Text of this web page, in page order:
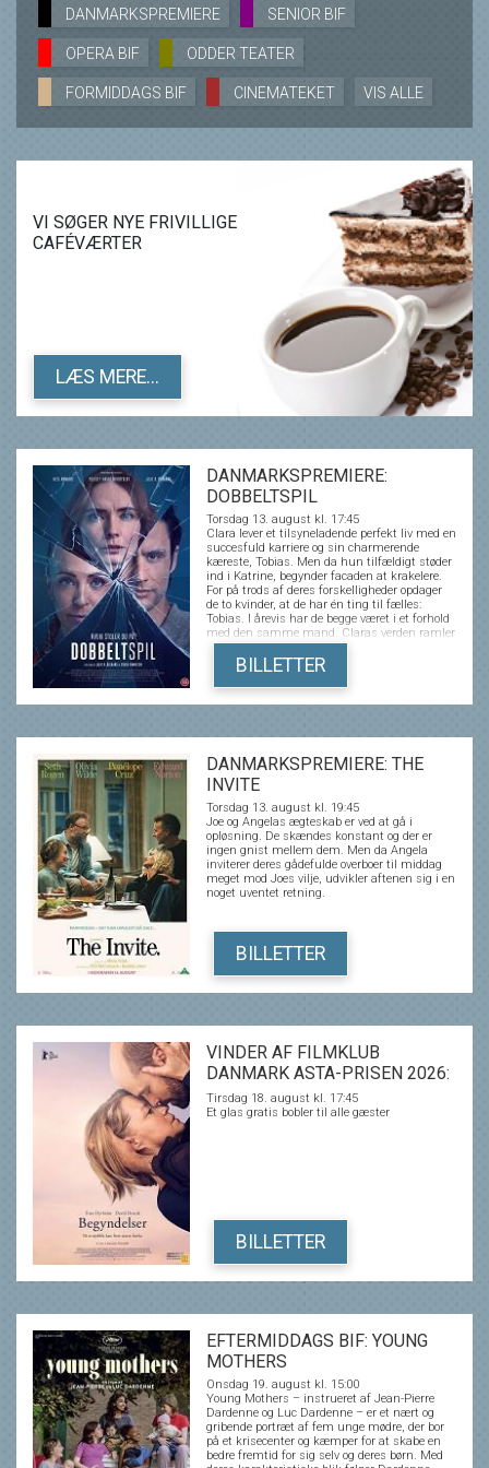
DANMARKSPREMIERE SENIOR BIF
OPERA BIF ODDER TEATER
FORMIDDAGS BIF CINEMATEKET VIS ALLE
VI SØGER NYE FRIVILLIGE
CAFÉVÆRTER
LÆS MERE...
DANMARKSPREMIERE:
DOBBELTSPIL
Torsdag 13. august kl. 17:45
Clara lever et tilsyneladende perfekt liv med en
succesfuld karriere og sin charmerende
kæreste, Tobias. Men da hun tilfældigt støder
ind i Katrine, begynder facaden at krakelere.
For på trods af deres forskelligheder opdager
de to kvinder, at de har én ting til fælles:
Tobias. I årevis har de begge været i et forhold
med den samme mand. Claras verden ramler
og i jagten på sandheden vikles hun ind i et
uigennemskueligt spil, hvor grænserne
mellem sandhed og løgn, begær og bedrag
flyder sammen - og hvor det bliver stadig
sværere at afgøre, hvem der egentlig
elsker, måske aldrig har været den, man
troede...
BILLETTER
DANMARKSPREMIERE: THE
INVITE
Torsdag 13. august kl. 19:45
Joe og Angelas ægteskab er ved at gå i
opløsning. De skændes konstant og der er
ingen gnist mellem dem. Men da Angela
inviterer deres gådefulde overboer til middag
meget mod Joes vilje, udvikler aftenen sig i en
noget uventet retning.
BILLETTER
VINDER AF FILMKLUB
DANMARK ASTA-PRISEN 2026:
BEGYNDELSER
Tirsdag 18. august kl. 17:45
Et glas gratis bobler til alle gæster
BILLETTER
EFTERMIDDAGS BIF: YOUNG
MOTHERS
Onsdag 19. august kl. 15:00
Young Mothers – instrueret af Jean-Pierre
Dardenne og Luc Dardenne – er et nært og
gribende portræt af fem unge mødre, der bor
på et krisecenter og kæmper for at skabe en
bedre fremtid for sig selv og deres børn. Med